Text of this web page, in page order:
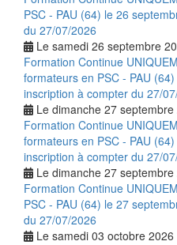
PSC - PAU (64) le 26
du 27/07/2026
Le samedi 26 septembre
Formation Continue
formateurs en PSC - PAU
inscription à compter du 27/
Le dimanche 27
Formation Continue
formateurs en PSC - PAU
inscription à compter du 27/
Le dimanche 27
Formation Continue
PSC - PAU (64) le 27
du 27/07/2026
Le samedi 03 octobre